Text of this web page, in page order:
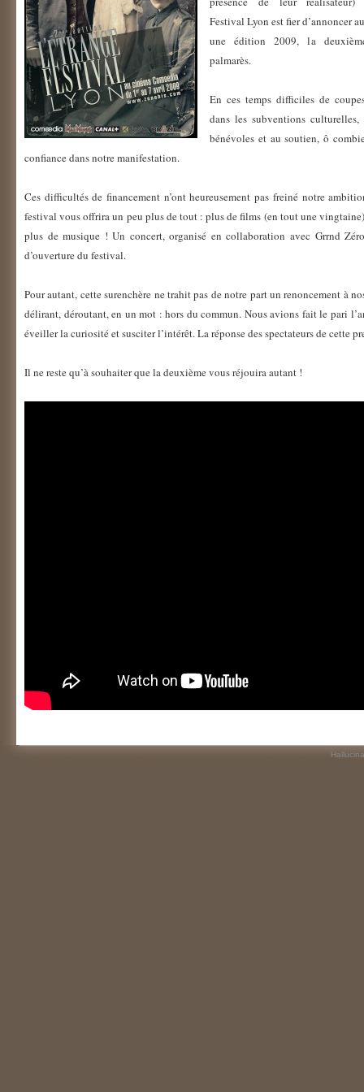
Festival Lyon est fier d’annoncer
une édition 2009, la
palmarès.
En ces temps difficiles de
dans les subventions
bénévoles et au soutien, ô
confiance dans notre manifestation.
Ces difficultés de financement n’ont heureusement pas freiné notre
festival vous offrira un peu plus de tout : plus de films (en tout une
plus de musique ! Un concert, organisé en collaboration avec Grrnd
d’ouverture du festival.
Pour autant, cette surenchère ne trahit pas de notre part un renoncement à
délirant, déroutant, en un mot : hors du commun. Nous avions fait le pari
éveiller la curiosité et susciter l’intérêt. La réponse des spectateurs de cette
Il ne reste qu’à souhaiter que la deuxième vous réjouira autant !